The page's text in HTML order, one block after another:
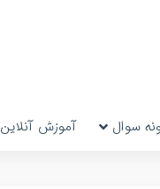
سوال آموزش آنلاین